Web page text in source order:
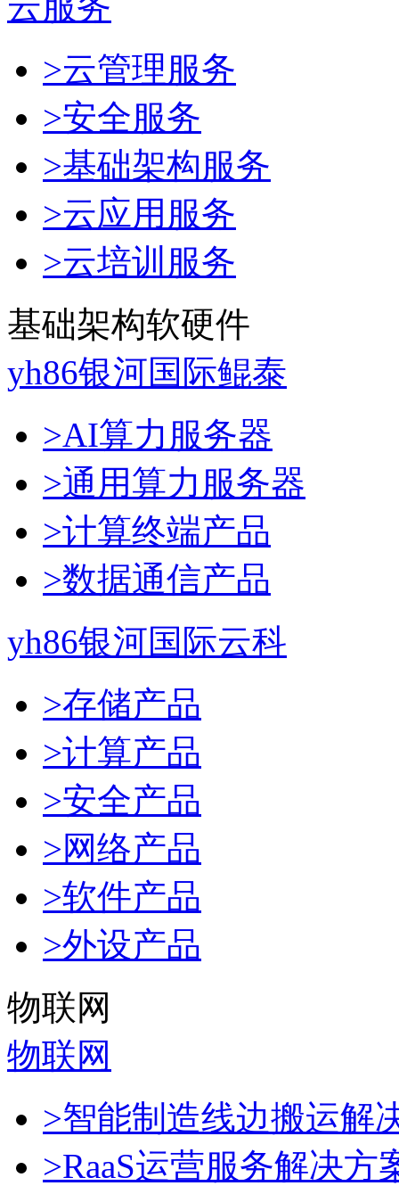
>云管理服务
>安全服务
>基础架构服务
>云应用服务
>云培训服务
基础架构软硬件
yh86银河国际鲲泰
>AI算力服务器
>通用算力服务器
>计算终端产品
>数据通信产品
yh86银河国际云科
>存储产品
>计算产品
>安全产品
>网络产品
>软件产品
>外设产品
物联网
物联网
>智能制造线边搬运解
>RaaS运营服务解决方